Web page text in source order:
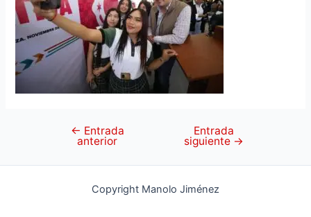
← Entrada
anterior
Entrada
siguiente →
Copyright Manolo Jiménez